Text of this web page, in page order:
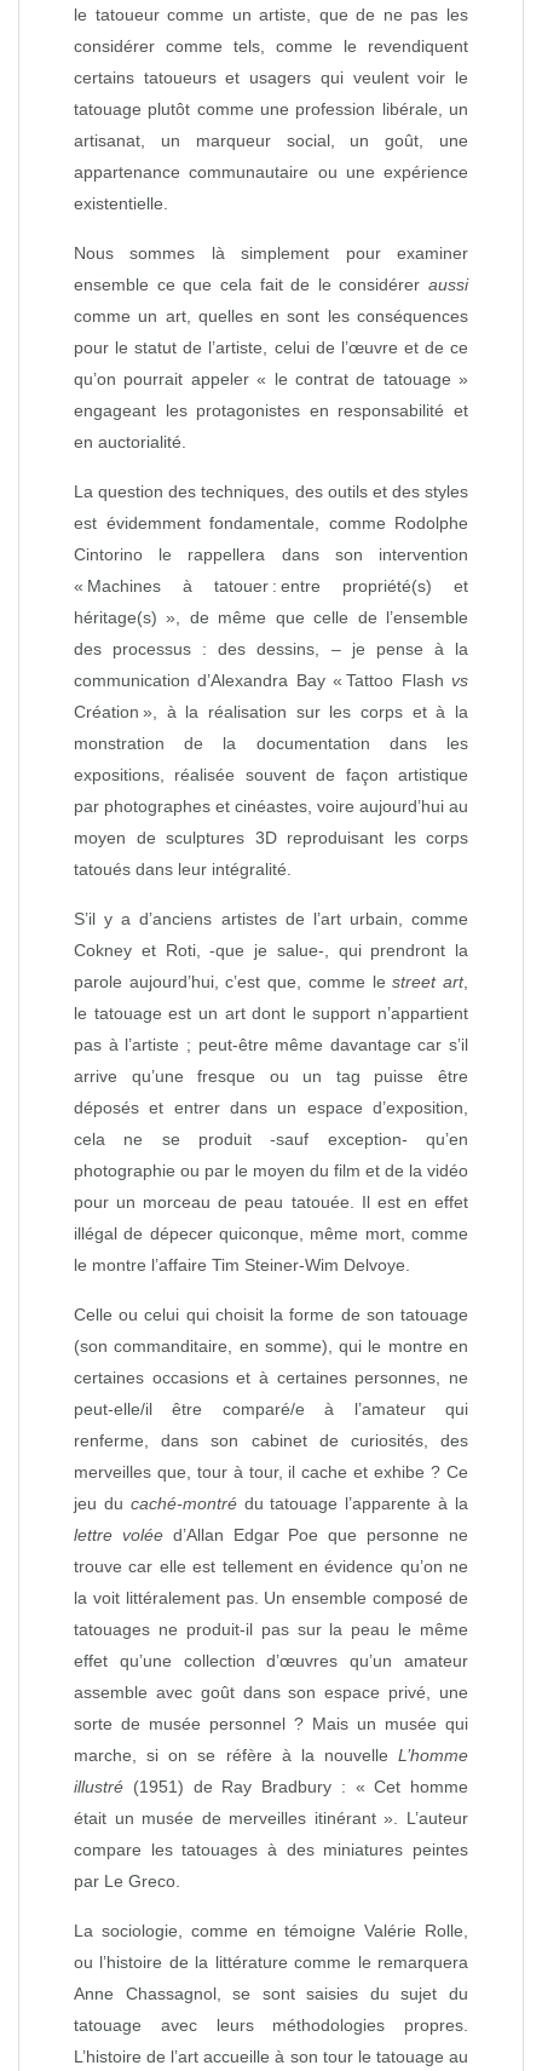
le tatoueur comme un artiste, que de ne pas les
considérer comme tels, comme le revendiquent
certains tatoueurs et usagers qui veulent voir le
tatouage plutôt comme une profession libérale, un
artisanat, un marqueur social, un goût, une
appartenance communautaire ou une expérience
existentielle.
Nous sommes là simplement pour examiner
ensemble ce que cela fait de le considérer aussi
comme un art, quelles en sont les conséquences
pour le statut de l’artiste, celui de l’œuvre et de ce
qu’on pourrait appeler « le contrat de tatouage »
engageant les protagonistes en responsabilité et
en auctorialité.
La question des techniques, des outils et des styles
est évidemment fondamentale, comme Rodolphe
Cintorino le rappellera dans son intervention
« Machines à tatouer : entre propriété(s) et
héritage(s) », de même que celle de l’ensemble
des processus : des dessins, – je pense à la
communication d’Alexandra Bay « Tattoo Flash vs
Création », à la réalisation sur les corps et à la
monstration de la documentation dans les
expositions, réalisée souvent de façon artistique
par photographes et cinéastes, voire aujourd’hui au
moyen de sculptures 3D reproduisant les corps
tatoués dans leur intégralité.
S’il y a d’anciens artistes de l’art urbain, comme
Cokney et Roti, -que je salue-, qui prendront la
parole aujourd’hui, c’est que, comme lestreet art,
le tatouage est un art dont le support n’appartient
pas à l’artiste ; peut-être même davantage car s’il
arrive qu’une fresque ou un tag puisse être
déposés et entrer dans un espace d’exposition,
cela ne se produit -sauf exception- qu’en
photographie ou par le moyen du film et de la vidéo
pour un morceau de peau tatouée. Il est en effet
illégal de dépecer quiconque, même mort, comme
le montre l’affaire Tim Steiner-Wim Delvoye.
Celle ou celui qui choisit la forme de son tatouage
(son commanditaire, en somme), qui le montre en
certaines occasions et à certaines personnes, ne
peut-elle/il être comparé/e à l’amateur qui
renferme, dans son cabinet de curiosités, des
merveilles que, tour à tour, il cache et exhibe ? Ce
jeu du caché-montrédu tatouage l’apparente à la
lettre voléed’Allan Edgar Poe que personne ne
trouve car elle est tellement en évidence qu’on ne
la voit littéralement pas. Un ensemble composé de
tatouages ne produit-il pas sur la peau le même
effet qu’une collection d’œuvres qu’un amateur
assemble avec goût dans son espace privé, une
sorte de musée personnel ? Mais un musée qui
marche, si on se réfère à la nouvelle L’homme
illustré (1951) de Ray Bradbury : « Cet homme
était un musée de merveilles itinérant ». L’auteur
compare les tatouages à des miniatures peintes
par Le Greco.
La sociologie, comme en témoigne Valérie Rolle,
ou l’histoire de la littérature comme le remarquera
Anne Chassagnol, se sont saisies du sujet du
tatouage avec leurs méthodologies propres.
L’histoire de l’art accueille à son tour le tatouage au